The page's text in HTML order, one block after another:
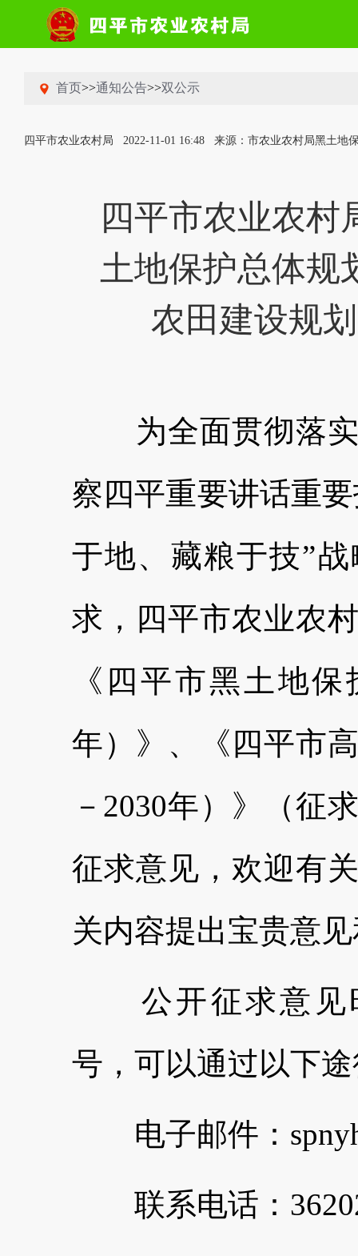
首页>>通知公告>>双公示
四平市农业农村局 2022-11-01 16:48 来源：市农业农村局黑土地
四平市农业农村
土地保护总体规
农田建设规
为全面贯彻落实
察四平重要讲话重
于地、藏粮于技”
求，四平市农业农
《四平市黑土地保
年）》、《四平市
－2030年）》（征
征求意见，欢迎有
关内容提出宝贵意
公开征求意见
号，可以通过以下
电子邮件：
联系电话：